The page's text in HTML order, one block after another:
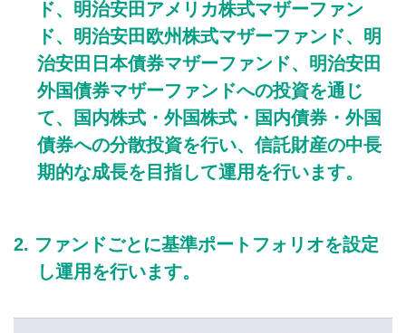
ド、明治安田アメリカ株式マザーファン
ド、明治安田欧州株式マザーファンド、明
治安田日本債券マザーファンド、明治安田
外国債券マザーファンドへの投資を通じ
て、国内株式・外国株式・国内債券・外国
債券への分散投資を行い、信託財産の中長
期的な成長を目指して運用を行います。
ファンドごとに基準ポートフォリオを設定
し運用を行います。